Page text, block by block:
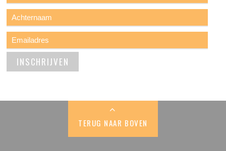
TERUG NAAR BOVEN